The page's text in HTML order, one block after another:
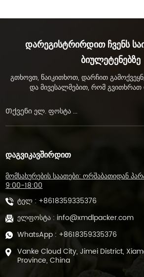
Დარეგისტრირდით Ჩვენს
Ბიულეტენებზე
გთხოვთ, წაიკითხოთ, დარჩით
და მივესალმებით, რომ
ᲓᲐᲒᲕᲘᲙᲐᲕᲨᲘᲠᲓᲘᲗ
მომსახურების საათები: ორშაბათიდან
9:00-18:00
ტელ : +8618359335376
ელფოსტა : info@xmdlpacker.com
WhatsApp : +8618359335376
Vanke Cloud City, Jimei District,
Province, China